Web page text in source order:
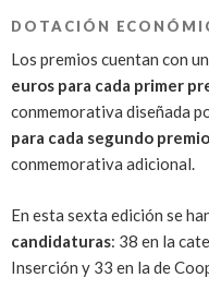
DOTACIÓN
Los premios cuentan con
euros para cada primer
conmemorativa diseñada
para cada segundo
conmemorativa adicional.
En esta sexta edición se
candidaturas: 38 en la
Inserción y 33 en la de